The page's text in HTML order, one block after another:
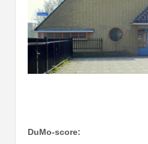
DuMo-score: